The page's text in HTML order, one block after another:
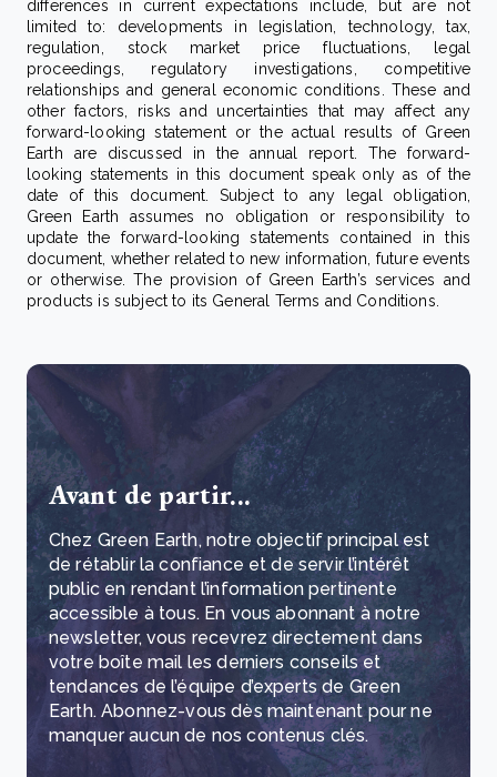
differences in current expectations include, but are not
limited to: developments in legislation, technology, tax,
regulation, stock market price fluctuations, legal
proceedings, regulatory investigations, competitive
relationships and general economic conditions. These and
other factors, risks and uncertainties that may affect any
forward-looking statement or the actual results of Green
Earth are discussed in the annual report. The forward-
looking statements in this document speak only as of the
date of this document. Subject to any legal obligation,
Green Earth assumes no obligation or responsibility to
update the forward-looking statements contained in this
document, whether related to new information, future events
or otherwise. The provision of Green Earth’s services and
products is subject to its General Terms and Conditions.
Avant de partir...
Chez Green Earth, notre objectif principal est
de rétablir la confiance et de servir l’intérêt
public en rendant l’information pertinente
accessible à tous. En vous abonnant à notre
newsletter, vous recevrez directement dans
votre boîte mail les derniers conseils et
tendances de l’équipe d’experts de Green
Earth.Abonnez-vous dès maintenant pour ne
manquer aucun de nos contenus clés.